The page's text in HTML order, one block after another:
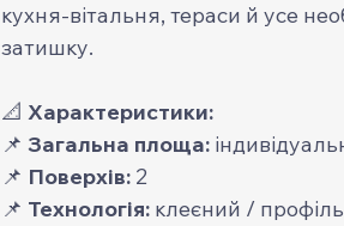
кухня-вітальня, тераси й усе
затишку.
📐 Характеристики:
📌 Загальна площа:
📌 Поверхів: 2
📌 Технологія: клеєний /